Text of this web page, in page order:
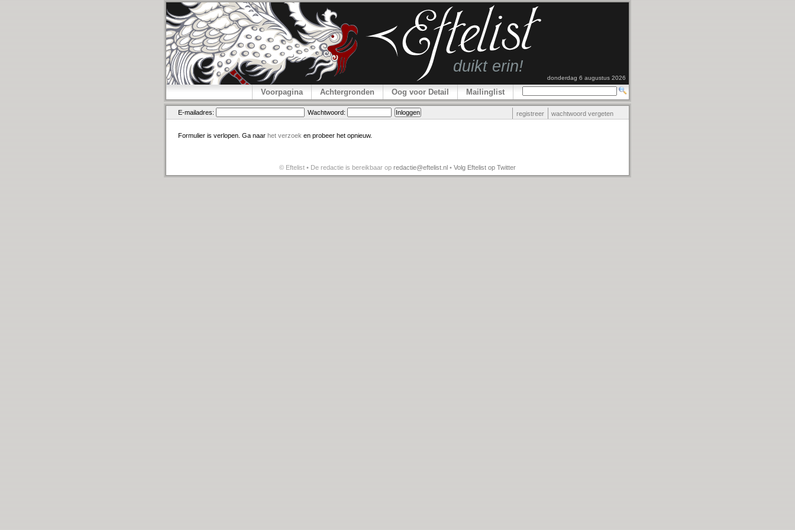
donderdag 6 augustus 2026
Voorpagina Achtergronden Oog voor Detail Mailinglist
E-mailadres: Wachtwoord: registreer wachtwoord vergeten
Formulier is verlopen. Ga naar het verzoek en probeer het opnieuw.
© Eftelist • De redactie is bereikbaar op redactie@eftelist.nl • Volg Eftelist op Twitter